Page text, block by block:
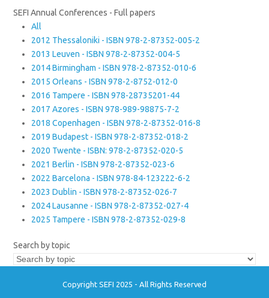
SEFI Annual Conferences - Full papers
All
2012 Thessaloniki - ISBN 978-2-87352-005-2
2013 Leuven - ISBN 978-2-87352-004-5
2014 Birmingham - ISBN 978-2-87352-010-6
2015 Orleans - ISBN 978-2-8752-012-0
2016 Tampere - ISBN 978-28735201-44
2017 Azores - ISBN 978-989-98875-7-2
2018 Copenhagen - ISBN 978-2-87352-016-8
2019 Budapest - ISBN 978-2-87352-018-2
2020 Twente - ISBN: 978-2-87352-020-5
2021 Berlin - ISBN 978-2-87352-023-6
2022 Barcelona - ISBN 978-84-123222-6-2
2023 Dublin - ISBN 978-2-87352-026-7
2024 Lausanne - ISBN 978-2-87352-027-4
2025 Tampere - ISBN 978-2-87352-029-8
Search by topic
Copyright SEFI 2025 - All Rights Reserved